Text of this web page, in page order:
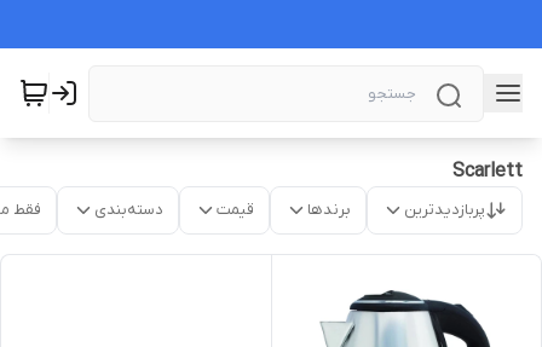
Scarlett
پربازدیدترین برندها قیمت دسته‌بندی فقط